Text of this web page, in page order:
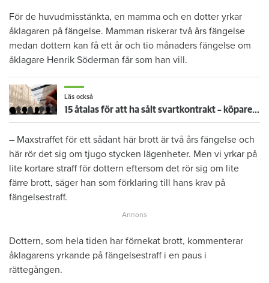
För de huvudmisstänkta, en mamma och en dotter yrkar
åklagaren på fängelse. Mamman riskerar två års fängelse
medan dottern kan få ett år och tio månaders fängelse om
åklagare Henrik Söderman får som han vill.
Läs också
15 åtalas för att ha sålt svartkontrakt – köpare kräver 8 miljoner: ”Helt unikt avslöjande”
– Maxstraffet för ett sådant här brott är två års fängelse och
här rör det sig om tjugo stycken lägenheter. Men vi yrkar på
lite kortare straff för dottern eftersom det rör sig om lite
färre brott, säger han som förklaring till hans krav på
fängelsestraff.
Dottern, som hela tiden har förnekat brott, kommenterar
åklagarens yrkande på fängelsestraff i en paus i
rättegången.